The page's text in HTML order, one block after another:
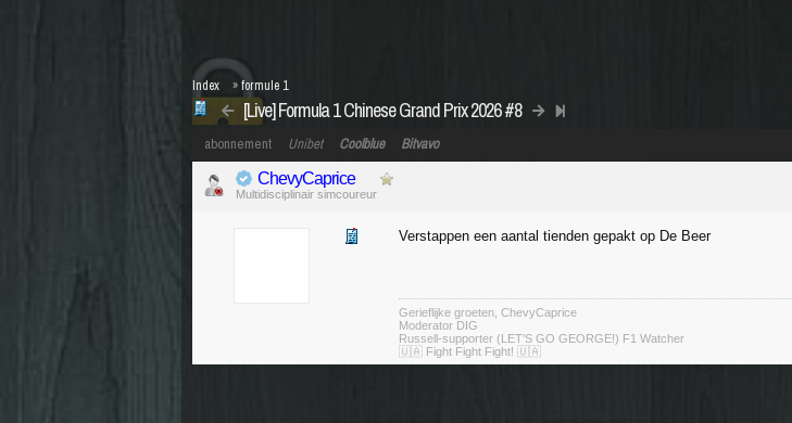
[Live] Formula 1 Chinese Grand Prix 2026 #8
Index »formule 1
abonnement Unibet Coolblue Bitvavo
ChevyCaprice
Multidisciplinair simcoureur
Verstappen een aantal tienden gepakt op De Beer
Gerieflijke groeten, ChevyCaprice
Moderator DIG
Russell-supporter (LET'S GO GEORGE!) F1 Watcher
🇺🇦 Fight Fight Fight! 🇺🇦